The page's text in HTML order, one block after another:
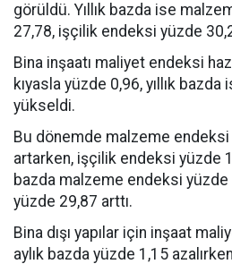
görüldü. Yıllık bazda ise
27,78, işçilik endeksi yüzde
Bina inşaatı maliyet endeksi
kıyasla yüzde 0,96, yıllık
yükseldi.
Bu dönemde malzeme endeksi
artarken, işçilik endeksi yüzde
bazda malzeme endeksi
yüzde 29,87 arttı.
Bina dışı yapılar için inşaat
aylık bazda yüzde 1,15